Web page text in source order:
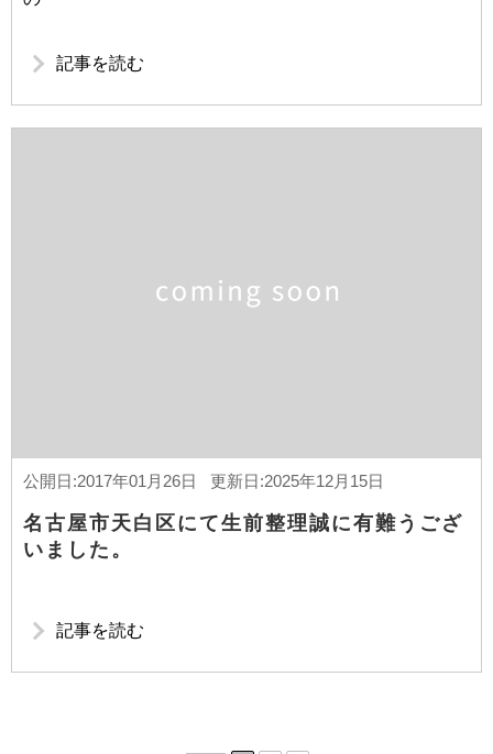
記事を読む
公開日:2017年01月26日 更新日:2025年12月15日
名古屋市天白区にて生前整理誠に有難うござ
いました。
記事を読む